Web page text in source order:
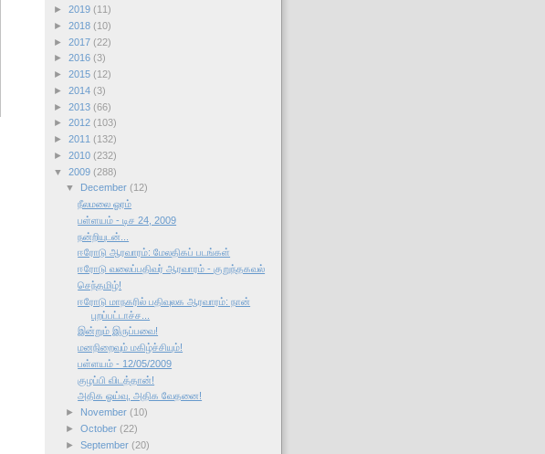
► 2019 (11)
► 2018 (10)
► 2017 (22)
► 2016 (3)
► 2015 (12)
► 2014 (3)
► 2013 (66)
► 2012 (103)
► 2011 (132)
► 2010 (232)
▼ 2009 (288)
▼
December (12)
நீலமலை ஓரம்
பள்ளயம் - டிச 24, 2009
நன்றியுடன்...
ஈரோடு ஆரவாரம்: மேலதிகப் படங்கள்
ஈரோடு வலைப்பதிவர் ஆரவாரம் - குறுந்தகவல்
செந்தமிழ்!
ஈரோடு மாநகரில் பதிவுலக ஆரவாரம்: நான்
புறப்பட்டாச்ச...
இன்றும் இருப்பவை!
மனநிறைவும் மகிழ்ச்சியும்!
பள்ளயம் - 12/05/2009
குழப்பி விடத்தான்!
அதிக ஓய்வு, அதிக வேதனை!
►
November (10)
► October (22)
► September (20)